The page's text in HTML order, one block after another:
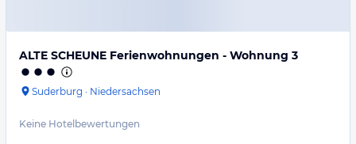
ALTE SCHEUNE Ferienwohnungen - Wohnung 3
Suderburg · Niedersachsen
Keine Hotelbewertungen